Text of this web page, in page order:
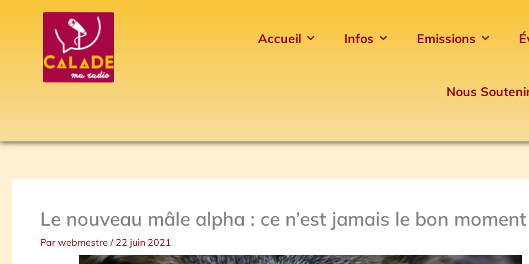
Accueil Infos Emissions
Nous
Le nouveau mâle alpha : ce n’est jamais le bon moment
Par webmestre / 22 juin 2021